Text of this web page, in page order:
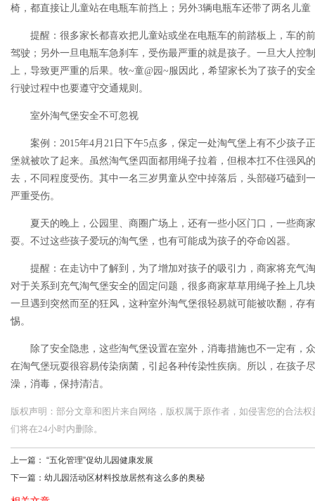
椅，都直接让儿童站在电瓶车前挡上；另外3辆电瓶车还带了两名儿
提醒：很多家长都喜欢把儿童站或坐在电瓶车的前踏板上，车的
驾驶；另外一旦电瓶车急刹车，受伤最严重的就是孩子。一旦大人控
上，导致更严重的后果。牧~童@园~服因此，希望家长为了孩子的安
行驶过程中也要遵守交通规则。
室外淘气堡安全不可忽视
案例：2015年4月21日下午5点多，保定一处淘气堡上有不少孩子
堡就被吹了起来。虽然淘气堡四面都用绳子拉着，但根本扛不住强风
去，不同程度受伤。其中一名三岁男童从空中掉落后，头部碰巧磕到
严重受伤。
夏天的晚上，公园里、商圈广场上，还有一些小区门口，一些商
耍。不过这些孩子爱玩的淘气堡，也有可能成为孩子的夺命凶器。
提醒：在走访中了解到，为了增加对孩子的吸引力，商家将充气
对于关系到充气淘气堡安全的固定问题，很多商家草草用绳子拴上几
一旦遇到突然而至的狂风，这种室外淘气堡很轻易就可能被吹翻，存
惕。
除了安全隐患，这些淘气堡设置在室外，消毒措施也不一定有，
在淘气堡玩耍很容易传染病菌，引起各种传染性疾病。所以，在孩子
澡，消毒，保持清洁。
版权声明：部分文章和图片来自网络，版权属于原作者，如侵害您的合法
们将在24小时内删除。
上一篇： “五化管理”促幼儿园健康发展
下一篇： 幼儿园活动区材料投放居然有这么多的奥秘